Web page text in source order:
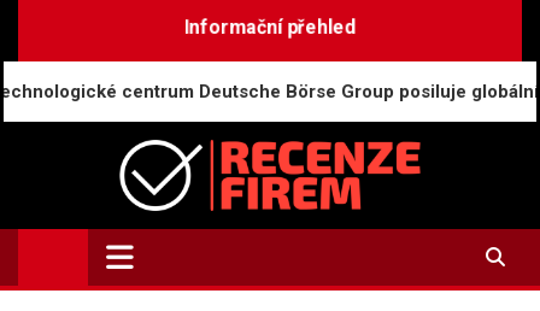
Informační přehled
Deutsche Börse Group posiluje globální trhy
Recenze-firem.cz
Recenze firem, hodnocení zaměstnavatelů, názory a